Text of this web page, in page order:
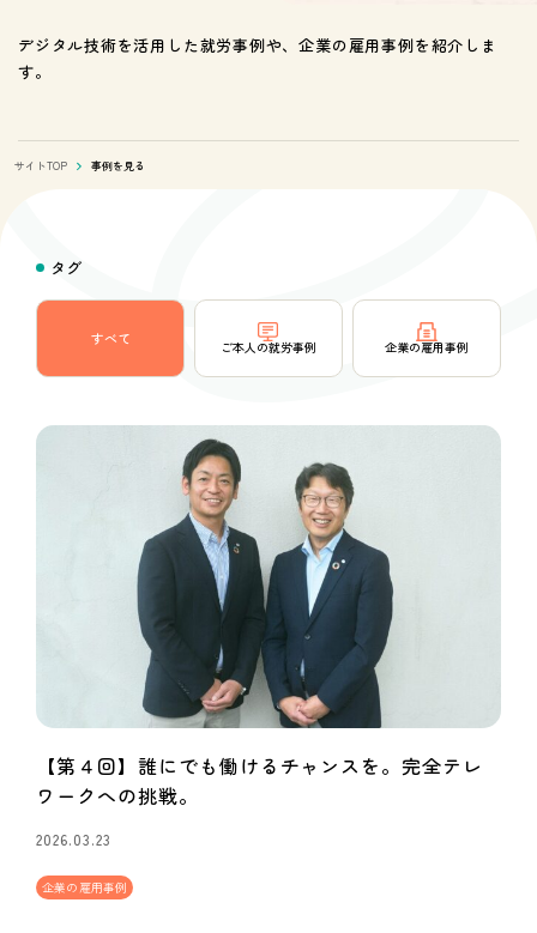
デジタル技術を活用した就労事例や、企業の雇用事例を紹介しま
す。
サイトTOP 事例を見る
タグ
すべて ご本人の就労事例 企業の雇用事例
【第４回】誰にでも働けるチャンスを。完全テレ
ワークへの挑戦。
2026.03.23
企業の雇用事例